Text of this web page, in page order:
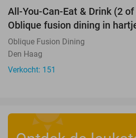
All-You-Can-Eat & Drink (2
Oblique fusion dining in
Oblique Fusion Dining
Den Haag
Verkocht: 151